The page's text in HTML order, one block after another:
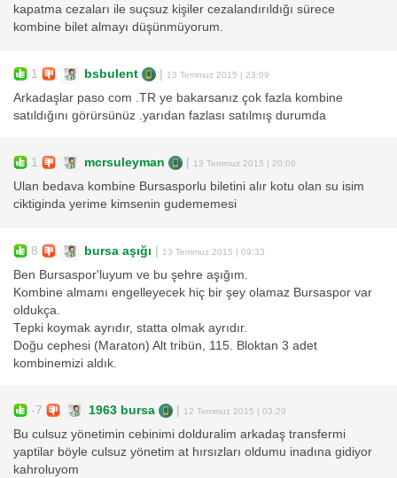
kapatma cezaları ile suçsuz kişiler cezalandırıldığı sürece
kombine bilet almayı düşünmüyorum.
1 bsbulent 13 Temmuz 2015 | 23:09
Arkadaşlar paso com .TR ye bakarsanız çok fazla kombine
satıldığını görürsünüz .yarıdan fazlası satılmış durumda
1 mcrsuleyman 13 Temmuz 2015 | 20:06
Ulan bedava kombine Bursasporlu biletini alır kotu olan su isim
ciktiginda yerime kimsenin gudememesi
8 bursa aşığı 13 Temmuz 2015 | 09:33
Ben Bursaspor'luyum ve bu şehre aşığım.
Kombine almamı engelleyecek hiç bir şey olamaz Bursaspor var
oldukça.
Tepki koymak ayrıdır, statta olmak ayrıdır.
Doğu cephesi (Maraton) Alt tribün, 115. Bloktan 3 adet
kombinemizi aldık.
-7 1963 bursa 12 Temmuz 2015 | 03:29
Bu culsuz yönetimin cebinimi dolduralim arkadaş transfermi
yaptilar böyle culsuz yönetim at hırsızları oldumu inadına gidiyor
kahroluyom